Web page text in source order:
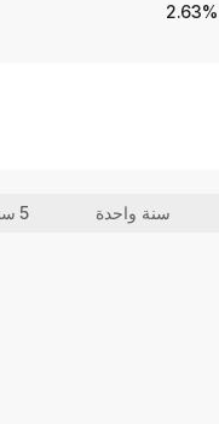
2.63%
سنة واحدة 5 سنوات